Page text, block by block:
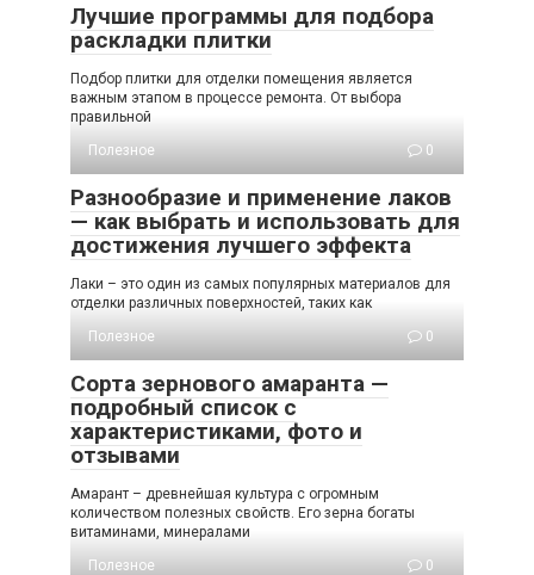
Лучшие программы для подбора
раскладки плитки
Подбор плитки для отделки помещения является
важным этапом в процессе ремонта. От выбора
правильной
Полезное
0
Разнообразие и применение лаков
— как выбрать и использовать для
достижения лучшего эффекта
Лаки – это один из самых популярных материалов для
отделки различных поверхностей, таких как
Полезное
0
Сорта зернового амаранта —
подробный список с
характеристиками, фото и
отзывами
Амарант – древнейшая культура с огромным
количеством полезных свойств. Его зерна богаты
витаминами, минералами
Полезное
0